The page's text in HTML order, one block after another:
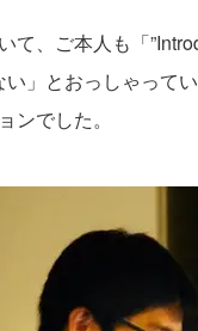
、ご本人も「
」とおっしゃって
ンでした。